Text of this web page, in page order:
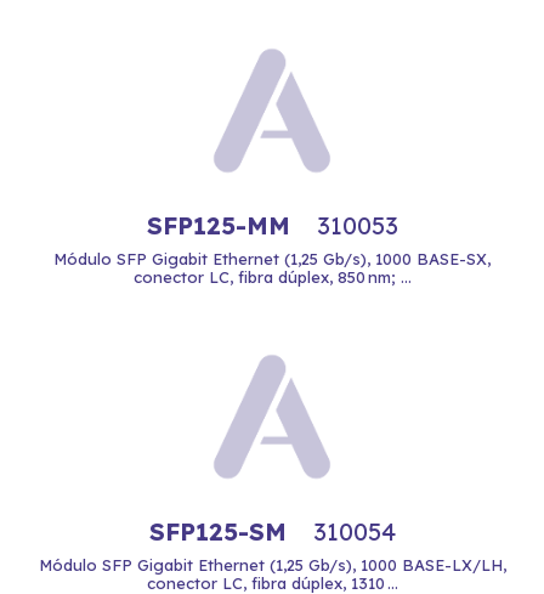
SFP125-MM 310053
Módulo SFP Gigabit Ethernet (1,25 Gb/s), 1000 BASE-SX,
conector LC, fibra dúplex, 850 nm; ...
SFP125-SM 310054
Módulo SFP Gigabit Ethernet (1,25 Gb/s), 1000 BASE-LX/LH,
conector LC, fibra dúplex, 1310 ...